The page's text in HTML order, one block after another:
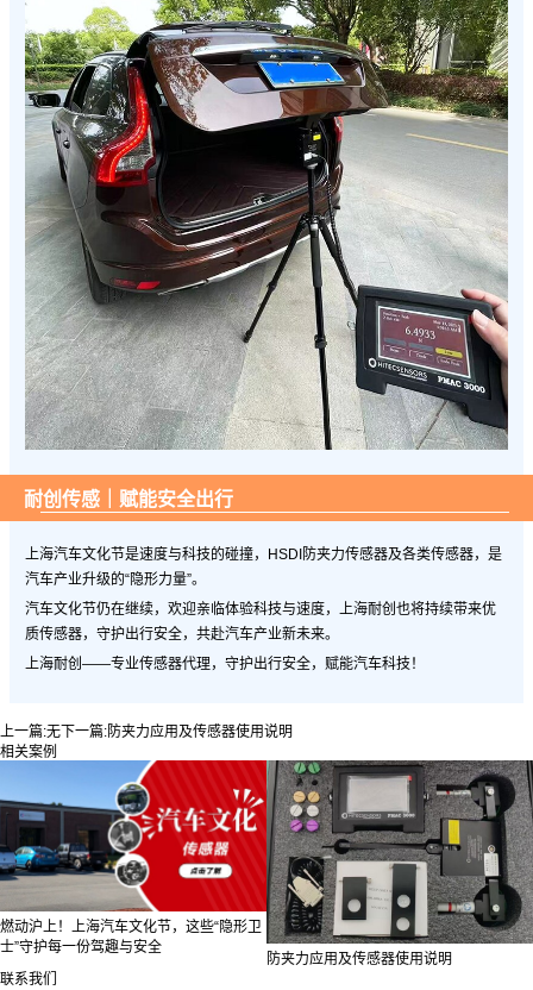
耐创传感｜赋能安全出行
上海汽车文化节是速度与科技的碰撞，HSDI防夹力传感器及各类传感器，是
汽车产业升级的“隐形力量”。
汽车文化节仍在继续，欢迎亲临体验科技与速度，上海耐创也将持续带来优
质传感器，守护出行安全，共赴汽车产业新未来。
上海耐创——专业传感器代理，守护出行安全，赋能汽车科技！
上一篇:无 下一篇:防夹力应用及传感器使用说明
相关案例
燃动沪上！上海汽车文化节，这些“隐形卫
士”守护每一份驾趣与安全
防夹力应用及传感器使用说明
联系我们